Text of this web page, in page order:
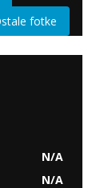
fotke
N/A
N/A